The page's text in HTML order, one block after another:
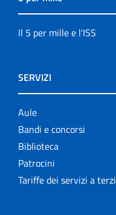
Il 5 per mille e l'ISS
SERVIZI
Aule
Bandi e concorsi
Biblioteca
Patrocini
Tariffe dei servizi a terzi